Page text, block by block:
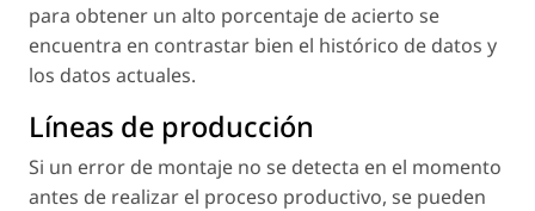
para obtener un alto porcentaje de acierto se
encuentra en contrastar bien el histórico de datos y
los datos actuales.
Líneas de producción
Si un error de montaje no se detecta en el momento
antes de realizar el proceso productivo, se pueden